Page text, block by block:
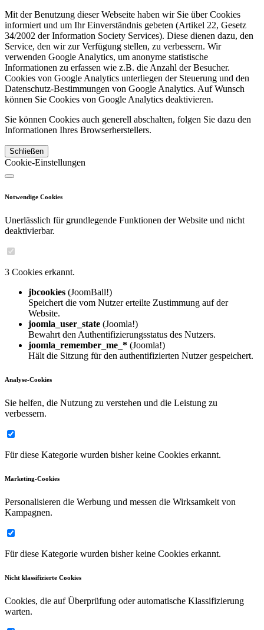
Mit der Benutzung dieser Webseite haben wir Sie über Cookies
informiert und um Ihr Einverständnis gebeten (Artikel 22, Gesetz
34/2002 der Information Society Services). Diese dienen dazu, den
Service, den wir zur Verfügung stellen, zu verbessern. Wir
verwenden Google Analytics, um anonyme statistische
Informationen zu erfassen wie z.B. die Anzahl der Besucher.
Cookies von Google Analytics unterliegen der Steuerung und den
Datenschutz-Bestimmungen von Google Analytics. Auf Wunsch
können Sie Cookies von Google Analytics deaktivieren.
Sie können Cookies auch generell abschalten, folgen Sie dazu den
Informationen Ihres Browserherstellers.
Schließen
Cookie-Einstellungen
Notwendige Cookies
Unerlässlich für grundlegende Funktionen der Website und nicht
deaktivierbar.
3 Cookies erkannt.
jbcookies (JoomBall!)
Speichert die vom Nutzer erteilte Zustimmung auf der
Website.
joomla_user_state (Joomla!)
Bewahrt den Authentifizierungsstatus des Nutzers.
joomla_remember_me_* (Joomla!)
Hält die Sitzung für den authentifizierten Nutzer gespeichert.
Analyse-Cookies
Sie helfen, die Nutzung zu verstehen und die Leistung zu
verbessern.
Für diese Kategorie wurden bisher keine Cookies erkannt.
Marketing-Cookies
Personalisieren die Werbung und messen die Wirksamkeit von
Kampagnen.
Für diese Kategorie wurden bisher keine Cookies erkannt.
Nicht klassifizierte Cookies
Cookies, die auf Überprüfung oder automatische Klassifizierung
warten.